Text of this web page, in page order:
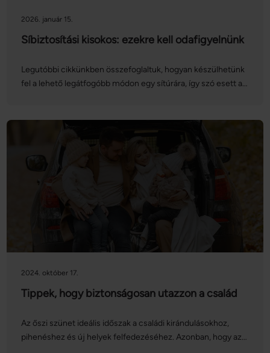
2026. január 15.
Síbiztosítási kisokos: ezekre kell odafigyelnünk
Legutóbbi cikkünkben összefoglaltuk, hogyan készülhetünk
fel a lehető legátfogóbb módon egy sítúrára, így szó esett a
online, mire kell figyelnünk, és mit kell tennünk, ha esetleg
2024. október 17.
Tippek, hogy biztonságosan utazzon a család
Az őszi szünet ideális időszak a családi kirándulásokhoz,
pihenéshez és új helyek felfedezéséhez. Azonban, hogy az